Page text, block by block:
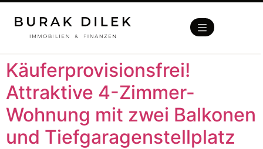
Käuferprovisionsfrei!
Attraktive 4-Zimmer-
Wohnung mit zwei Balkonen
und Tiefgaragenstellplatz